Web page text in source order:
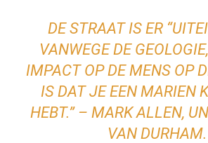
DE STRAAT IS ER
VANWEGE DE
IMPACT OP DE MENS OP
IS DAT JE EEN MARIEN
HEBT.” – MARK ALLEN,
VAN DURHAM.